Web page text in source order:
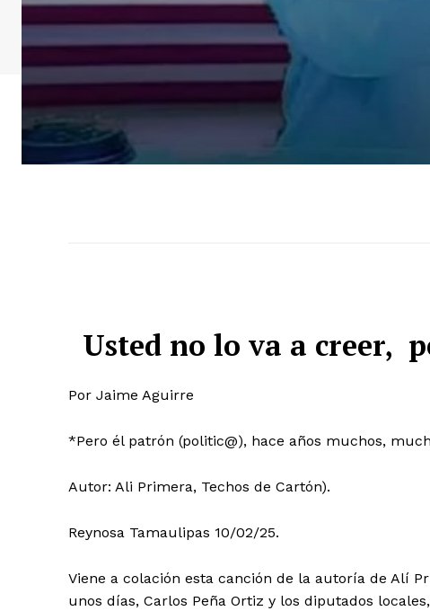
Usted no lo va a creer,
Por Jaime Aguirre
*Pero él patrón (politic@), hace años muchos,
Autor: Ali Primera, Techos de Cartón).
Reynosa Tamaulipas 10/02/25.
Viene a colación esta canción de la autoría de Alí
unos días, Carlos Peña Ortiz y los diputados